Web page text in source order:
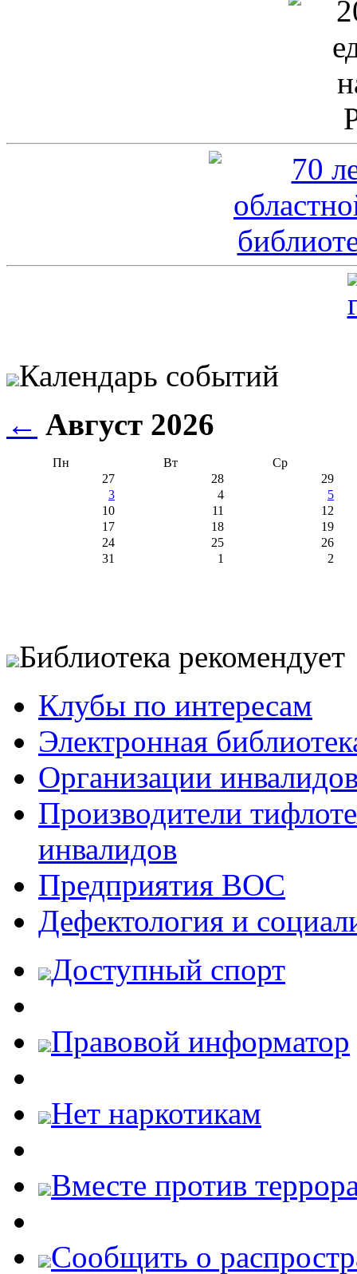
Календарь событий
← Август 2026
Пн Вт
Ср
27
28
29
3
4
5
10
11
12
17
18
19
24
25
26
31
1 2
Библиотека рекомендует
Клубы по интересам
Электронная
Организации
Производители
инвалидов
Предприятия ВОС
Дефектология и
Доступный спорт
Правовой информатор
Нет наркотикам
Вместе против
Cообщить о